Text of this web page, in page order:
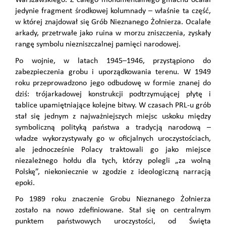
jedynie fragment środkowej kolumnady – właśnie ta część,
w której znajdował się Grób Nieznanego Żołnierza. Ocalałe
arkady, przetrwałe jako ruina w morzu zniszczenia, zyskały
rangę symbolu niezniszczalnej pamięci narodowej.
Po wojnie, w latach 1945–1946, przystąpiono do
zabezpieczenia grobu i uporządkowania terenu. W 1949
roku przeprowadzono jego odbudowę w formie znanej do
dziś: trójarkadowej konstrukcji podtrzymującej płytę i
tablice upamiętniające kolejne bitwy. W czasach PRL-u grób
stał się jednym z najważniejszych miejsc uskoku między
symboliczną polityką państwa a tradycją narodową –
władze wykorzystywały go w oficjalnych uroczystościach,
ale jednocześnie Polacy traktowali go jako miejsce
niezależnego hołdu dla tych, którzy polegli „za wolną
Polskę”, niekoniecznie w zgodzie z ideologiczną narracją
epoki.
Po 1989 roku znaczenie Grobu Nieznanego Żołnierza
zostało na nowo zdefiniowane. Stał się on centralnym
punktem państwowych uroczystości, od Święta